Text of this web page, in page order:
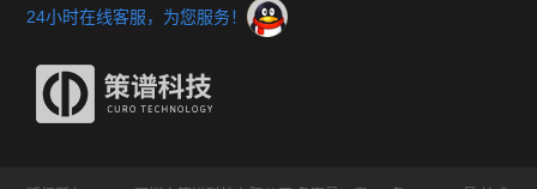
24小时在线客服，为您服务！